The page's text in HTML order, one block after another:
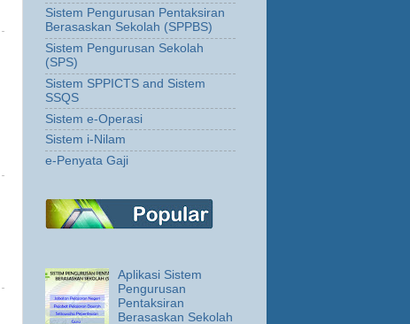
Sistem Pengurusan Pentaksiran
Berasaskan Sekolah (SPPBS)
Sistem Pengurusan Sekolah
(SPS)
Sistem SPPICTS and Sistem
SSQS
Sistem e-Operasi
Sistem i-Nilam
e-Penyata Gaji
Aplikasi Sistem
Pengurusan
Pentaksiran
Berasaskan Sekolah